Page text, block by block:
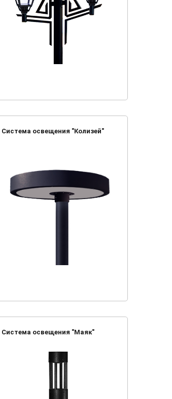
Система освещения "Колизей"
Система освещения "Маяк"